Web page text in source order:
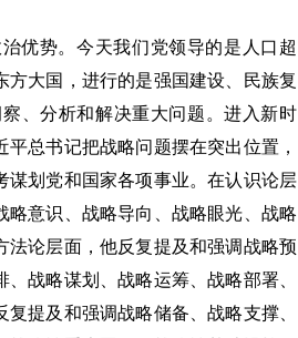
优势。今天我们党领导的是人口超
大国，进行的是强国建设、民族复
、分析和解决重大问题。进入新时
总书记把战略问题摆在突出位置，
谋划党和国家各项事业。在认识论层
意识、战略导向、战略眼光、战略
论层面，他反复提及和强调战略预
战略谋划、战略运筹、战略部署、
提及和强调战略储备、战略支撑、